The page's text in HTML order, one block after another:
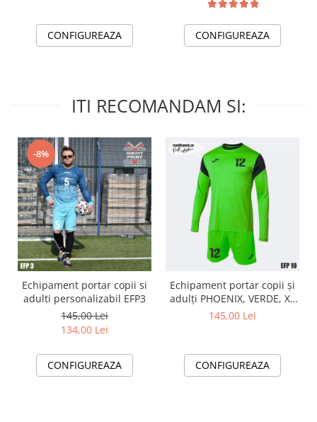
CONFIGUREAZA CONFIGUREAZA
ITI RECOMANDAM SI:
-8%
Echipament portar copii si
adulti personalizabil EFP3
145,00 Lei
134,00 Lei
CONFIGUREAZA
Echipament portar copii și
adulți PHOENIX, VERDE, XL
EFP10
145,00 Lei
CONFIGUREAZA